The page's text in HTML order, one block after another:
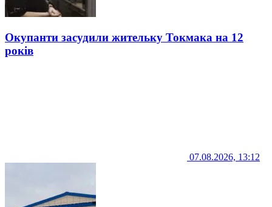
Окупанти засудили жительку Токмака на 12
років
07.08.2026, 13:12